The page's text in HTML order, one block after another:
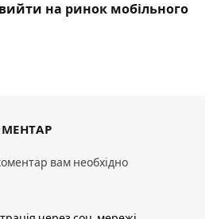
вийти на ринок мобільного
вам необхідно